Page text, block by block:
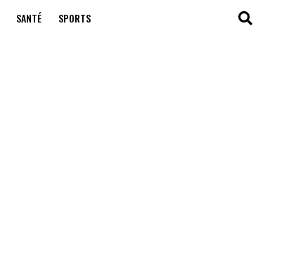
SANTÉ SPORTS